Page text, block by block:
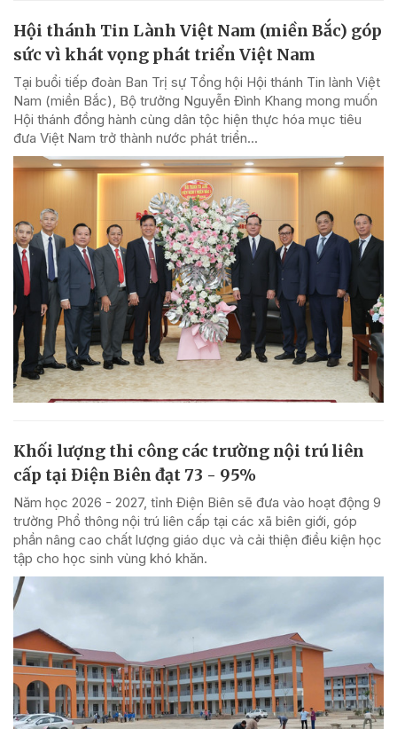
Hội thánh Tin Lành Việt Nam (miền Bắc) góp
sức vì khát vọng phát triển Việt Nam
Tại buổi tiếp đoàn Ban Trị sự Tổng hội Hội thánh Tin lành Việt
Nam (miền Bắc), Bộ trưởng Nguyễn Đình Khang mong muốn
Hội thánh đồng hành cùng dân tộc hiện thực hóa mục tiêu
đưa Việt Nam trở thành nước phát triển...
Khối lượng thi công các trường nội trú liên
cấp tại Điện Biên đạt 73 - 95%
Năm học 2026 - 2027, tỉnh Điện Biên sẽ đưa vào hoạt động 9
trường Phổ thông nội trú liên cấp tại các xã biên giới, góp
phần nâng cao chất lượng giáo dục và cải thiện điều kiện học
tập cho học sinh vùng khó khăn.